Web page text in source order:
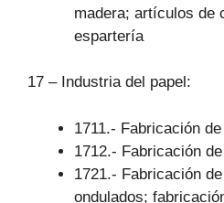
madera; artículos de
espartería
17 – Industria del papel:
1711.- Fabricación
1712.- Fabricación
1721.- Fabricación
ondulados;